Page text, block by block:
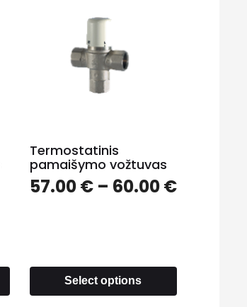
Termostatinis
pamaišymo vožtuvas
57.00€– 60.00€
Select options